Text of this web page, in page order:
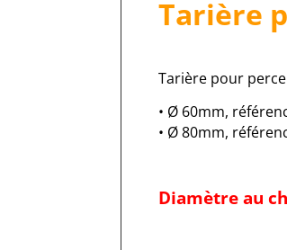
Tarière
Tarière pour
• Ø 60mm,
• Ø 80mm,
Diamètre au